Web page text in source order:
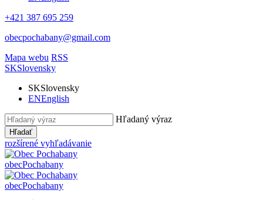
+421 387 695 259
obecpochabany@gmail.com
Mapa webu RSS
SKSlovensky
SKSlovensky
ENEnglish
Hľadaný výraz
Hľadať
rozšírené vyhľadávanie
obecPochabany
obecPochabany